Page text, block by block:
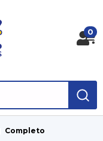
0
Completo